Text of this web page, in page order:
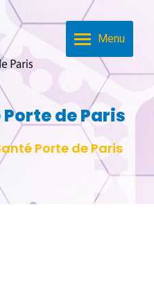
Menu
de Paris
Porte de Paris